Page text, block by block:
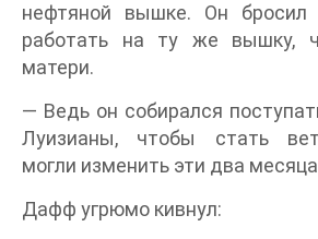
нефтяной вышке. Он бросил
работать на ту же вышку,
матери.
— Ведь он собирался
Луизианы, чтобы стать
могли изменить эти два
Дафф угрюмо кивнул: